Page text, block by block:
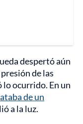
despertó aún
de las
ocurrido. En un
de un
a la luz.